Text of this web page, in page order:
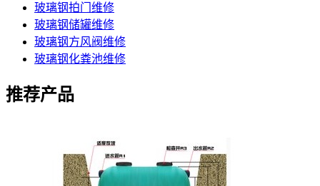
玻璃钢拍门维修
玻璃钢储罐维修
玻璃钢方风阀维修
玻璃钢化粪池维修
推荐产品